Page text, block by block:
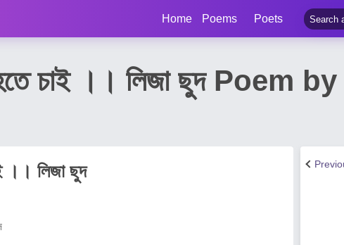
Home Poems Poets
হতে চাই ।। লিজা ছুদ Poem
।। লিজা ছুদ